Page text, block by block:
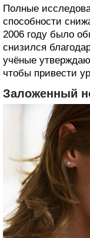
Полные
способности
2006 году было
снизился
учёные
чтобы привести
Заложенный